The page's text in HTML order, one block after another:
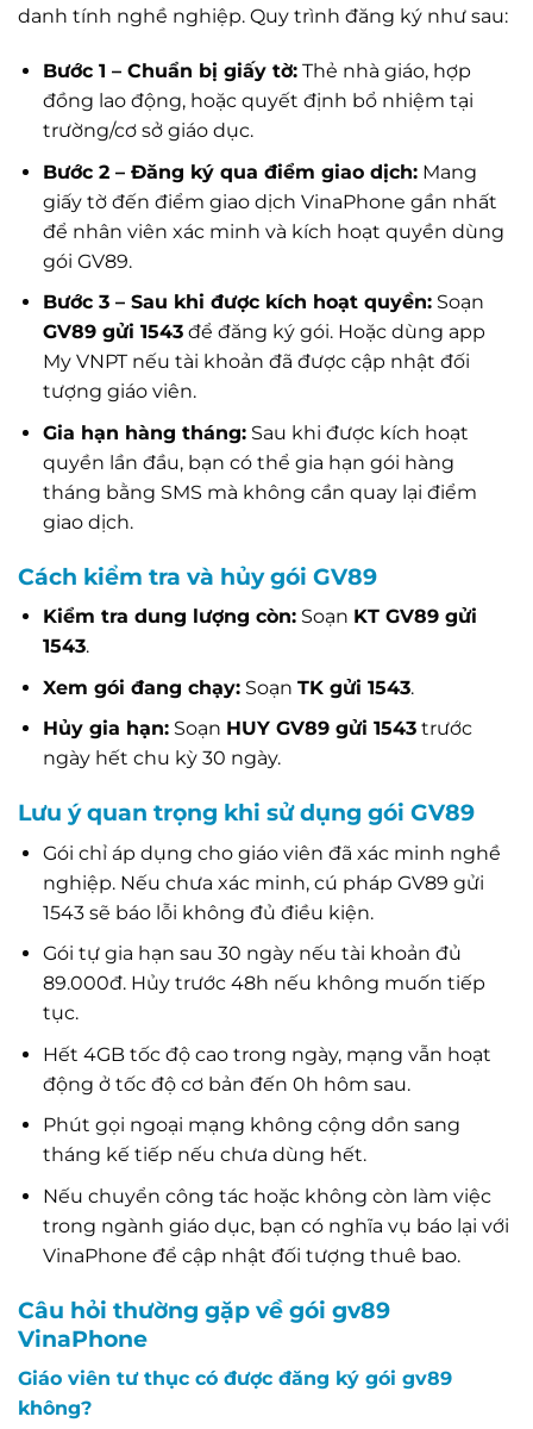
danh tính nghề nghiệp. Quy trình đăng ký như sau:
Bước 1 – Chuẩn bị giấy tờ:Thẻ nhà giáo, hợp
đồng lao động, hoặc quyết định bổ nhiệm tại
trường/cơ sở giáo dục.
Bước 2 – Đăng ký qua điểm giao dịch:Mang
giấy tờ đến điểm giao dịch VinaPhone gần nhất
để nhân viên xác minh và kích hoạt quyền dùng
gói GV89.
Bước 3 – Sau khi được kích hoạt quyền:Soạn
GV89 gửi 1543để đăng ký gói. Hoặc dùng app
My VNPT nếu tài khoản đã được cập nhật đối
tượng giáo viên.
Gia hạn hàng tháng:Sau khi được kích hoạt
quyền lần đầu, bạn có thể gia hạn gói hàng
tháng bằng SMS mà không cần quay lại điểm
giao dịch.
Cách kiểm tra và hủy gói GV89
Kiểm tra dung lượng còn:Soạn KT GV89 gửi
1543.
Xem gói đang chạy:Soạn TK gửi 1543.
Hủy gia hạn:Soạn HUY GV89 gửi 1543trước
ngày hết chu kỳ 30 ngày.
Lưu ý quan trọng khi sử dụng gói GV89
Gói chỉ áp dụng cho giáo viên đã xác minh nghề
nghiệp. Nếu chưa xác minh, cú pháp GV89 gửi
1543 sẽ báo lỗi không đủ điều kiện.
Gói tự gia hạn sau 30 ngày nếu tài khoản đủ
89.000đ. Hủy trước 48h nếu không muốn tiếp
tục.
Hết 4GB tốc độ cao trong ngày, mạng vẫn hoạt
động ở tốc độ cơ bản đến 0h hôm sau.
Phút gọi ngoại mạng không cộng dồn sang
tháng kế tiếp nếu chưa dùng hết.
Nếu chuyển công tác hoặc không còn làm việc
trong ngành giáo dục, bạn có nghĩa vụ báo lại với
VinaPhone để cập nhật đối tượng thuê bao.
Câu hỏi thường gặp về gói gv89
VinaPhone
Giáo viên tư thục có được đăng ký gói gv89
không?